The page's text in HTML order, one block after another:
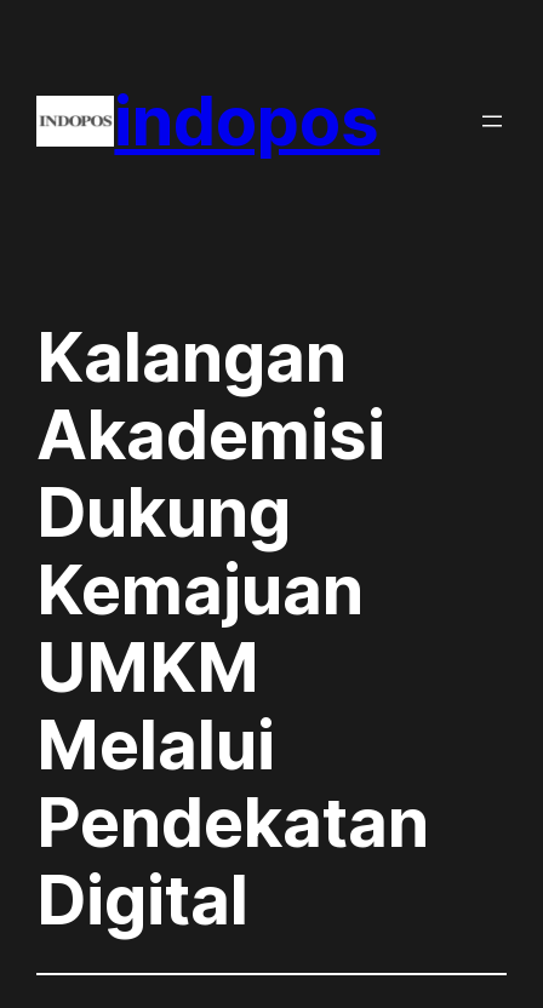
content
indopos
Kalangan
Akademisi
Dukung
Kemajuan
UMKM
Melalui
Pendekatan
Digital